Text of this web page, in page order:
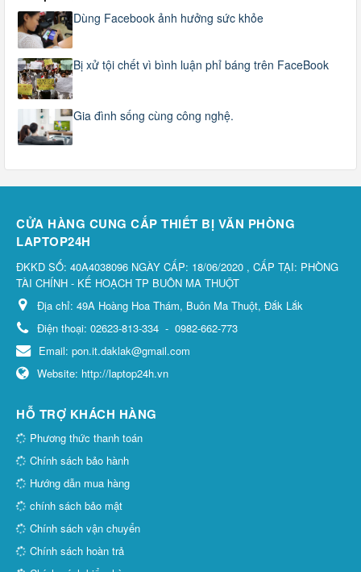
Dùng Facebook ảnh hưởng sức khỏe
Bị xử tội chết vì bình luận phỉ báng trên FaceBook
Gia đình sống cùng công nghệ.
CỬA HÀNG CUNG CẤP THIẾT BỊ VĂN PHÒNG
LAPTOP24H
ĐKKD SỐ: 40A4038096 NGÀY CẤP: 18/06/2020 , CẤP TẠI: PHÒNG
TÀI CHÍNH - KẾ HOẠCH TP BUÔN MA THUỘT
Địa chỉ: 49A Hoàng Hoa Thám, Buôn Ma Thuột, Đắk Lắk
Điện thoại: 02623-813-334 - 0982-662-773
Email: pon.it.daklak@gmail.com
Website: http://laptop24h.vn
HỖ TRỢ KHÁCH HÀNG
Phương thức thanh toán
Chính sách bảo hành
Hướng dẫn mua hàng
chính sách bảo mật
Chính sách vận chuyển
Chính sách hoàn trả